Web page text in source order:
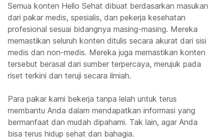
Semua konten Hello Sehat dibuat berdasarkan masukan
dari pakar medis, spesialis, dan pekerja kesehatan
profesional sesuai bidangnya masing-masing. Mereka
memastikan seluruh konten ditulis secara akurat dari sisi
medis dan non-medis. Mereka juga memastikan konten
tersebut berasal dari sumber terpercaya, merujuk pada
riset terkini dan teruji secara ilmiah.
Para pakar kami bekerja tanpa lelah untuk terus
membantu Anda dalam mendapatkan informasi yang
bermanfaat dan mudah dipahami. Tak lain, agar Anda
bisa terus hidup sehat dan bahagia.